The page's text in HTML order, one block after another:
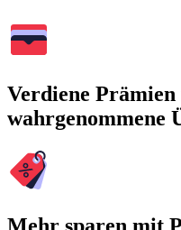
Verdiene
wahrgenommene